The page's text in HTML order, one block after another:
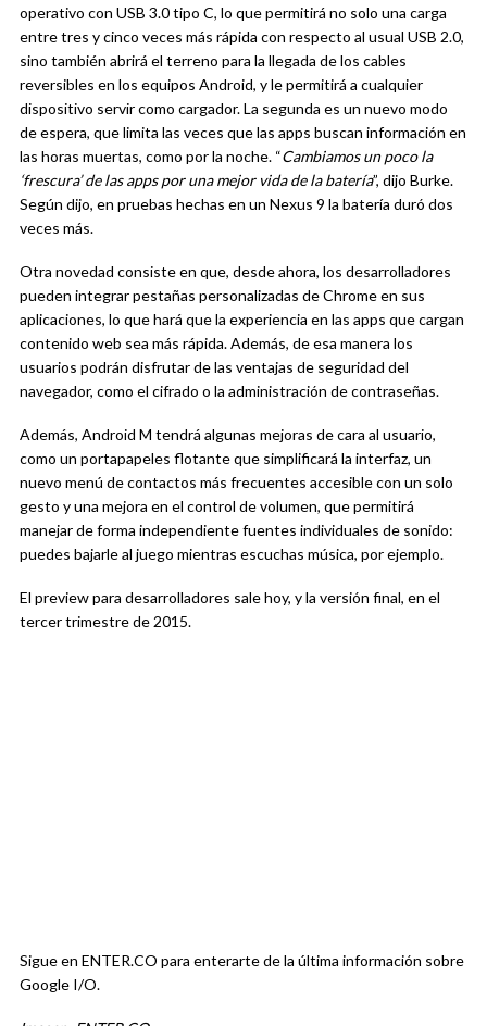
operativo con USB 3.0 tipo C, lo que permitirá no solo una carga
entre tres y cinco veces más rápida con respecto al usual USB 2.0,
sino también abrirá el terreno para la llegada de los cables
reversibles en los equipos Android, y le permitirá a cualquier
dispositivo servir como cargador. La segunda es un nuevo modo
de espera, que limita las veces que las apps buscan información en
las horas muertas, como por la noche. “Cambiamos un poco la
‘frescura’ de las apps por una mejor vida de la batería”, dijo Burke.
Según dijo, en pruebas hechas en un Nexus 9 la batería duró dos
veces más.
Otra novedad consiste en que, desde ahora, los desarrolladores
pueden integrar pestañas personalizadas de Chrome en sus
aplicaciones, lo que hará que la experiencia en las apps que cargan
contenido web sea más rápida. Además, de esa manera los
usuarios podrán disfrutar de las ventajas de seguridad del
navegador, como el cifrado o la administración de contraseñas.
Además, Android M tendrá algunas mejoras de cara al usuario,
como un portapapeles flotante que simplificará la interfaz, un
nuevo menú de contactos más frecuentes accesible con un solo
gesto y una mejora en el control de volumen, que permitirá
manejar de forma independiente fuentes individuales de sonido:
puedes bajarle al juego mientras escuchas música, por ejemplo.
El preview para desarrolladores sale hoy, y la versión final, en el
tercer trimestre de 2015.
Sigue en ENTER.CO para enterarte de la última información sobre
Google I/O.